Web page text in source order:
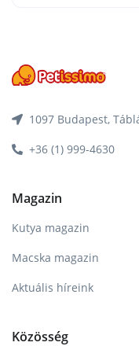
1097 Budapest,
+36 (1) 999-4630
Magazin
Kutya magazin
Macska magazin
Aktuális híreink
Közösség